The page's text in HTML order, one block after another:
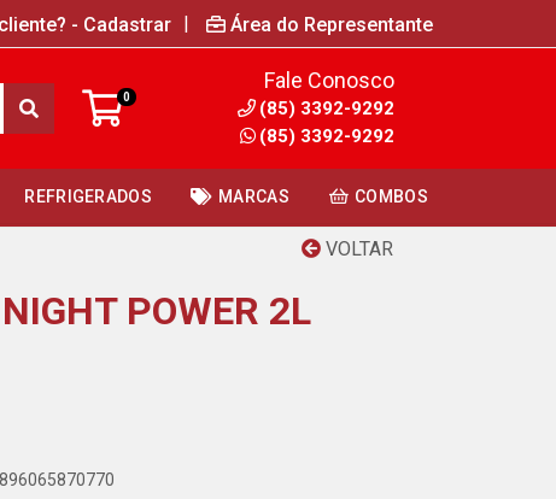
- Cadastrar | Área do Representante
0
Fale Conosco
(85) 3392-9292
(85) 3392-9292
REFRIGERADOS MARCAS COMBOS
VOLTAR
POWER 2L